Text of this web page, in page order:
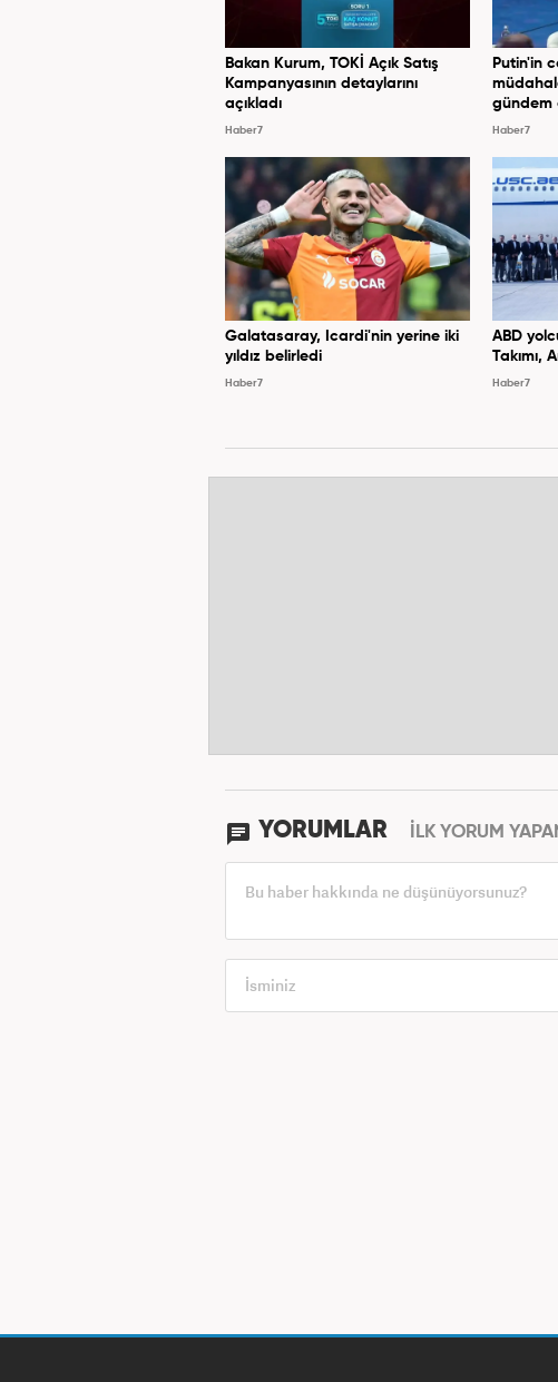
Bakan Kurum, TOKİ Açık Satış
Kampanyasının detaylarını
açıkladı
Haber7
Putin'in
gündem
Haber7
Galatasaray, Icardi'nin yerine iki
yıldız belirledi
Haber7
ABD
Takımı,
Haber7
YORUMLAR İLK YORUM